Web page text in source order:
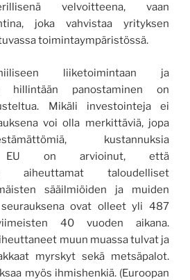
velvoitteena, vaan
joka vahvistaa yrityksen
toimintaympäristössä.
liiketoimintaan ja
hillintään panostaminen on
Mikäli investointeja ei
voi olla merkittäviä, jopa
kustannuksia
EU on arvioinut, että
aiheuttamat taloudelliset
sääilmiöiden ja muiden
ovat olleet yli 487
40 vuoden aikana.
muun muassa tulvat ja
myrskyt sekä metsäpalot.
myös ihmishenkiä. (Euroopan